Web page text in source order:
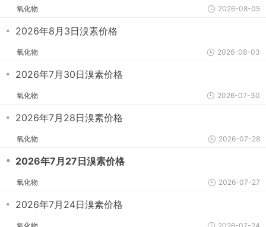
氧化物 2026-08-05
・ 2026年8月3日溴素价格
氧化物 2026-08-03
・ 2026年7月30日溴素价格
氧化物 2026-07-30
・ 2026年7月28日溴素价格
氧化物 2026-07-28
・ 2026年7月27日溴素价格
氧化物 2026-07-27
・ 2026年7月24日溴素价格